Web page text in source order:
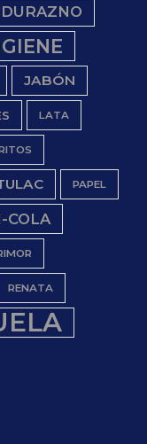
DURAZNO
JABÓN
LATA
PAPEL
COLA
RENATA